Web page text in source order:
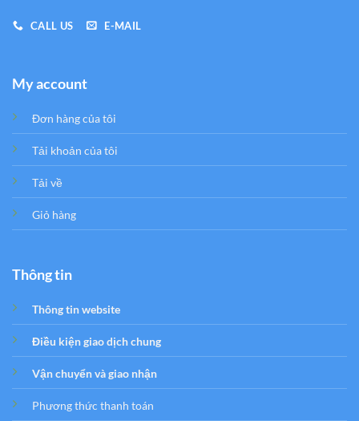
CALL US E-MAIL
My account
Đơn hàng của tôi
Tải khoản của tôi
Tải về
Giỏ hàng
Thông tin
Thông tin website
Điều kiện giao dịch chung
Vận chuyển và giao nhận
Phương thức thanh toán